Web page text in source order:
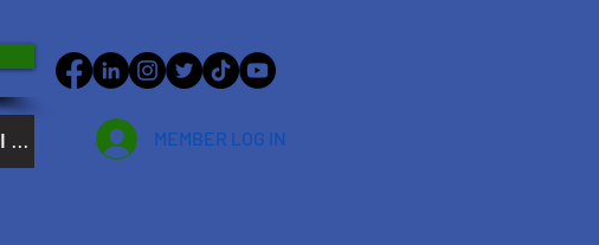
انضم إلى قائمة البريد الإلكتروني لـ HGF MEMBER LOG IN